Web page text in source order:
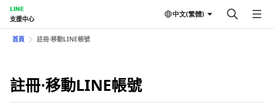
LINE
支援中心
中文(繁體)
首頁 註冊⋅移動LINE帳號
註冊⋅移動LINE帳號